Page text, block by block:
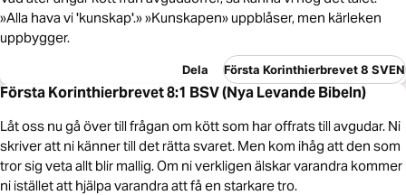
»Alla hava vi 'kunskap'.» »Kunskapen» uppblåser, men kärleken
uppbygger.
Dela Första Korinthierbrevet 8 SVEN
Första Korinthierbrevet 8:1 BSV (Nya Levande Bibeln)
Låt oss nu gå över till frågan om kött som har offrats till avgudar. Ni
skriver att ni känner till det rätta svaret. Men kom ihåg att den som
tror sig veta allt blir mallig. Om ni verkligen älskar varandra kommer
ni istället att hjälpa varandra att få en starkare tro.